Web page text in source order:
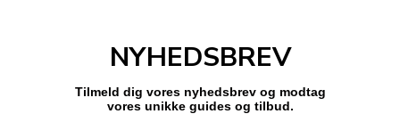
NYHEDSBREV
Tilmeld dig vores nyhedsbrev og modtag
vores unikke guides og tilbud.